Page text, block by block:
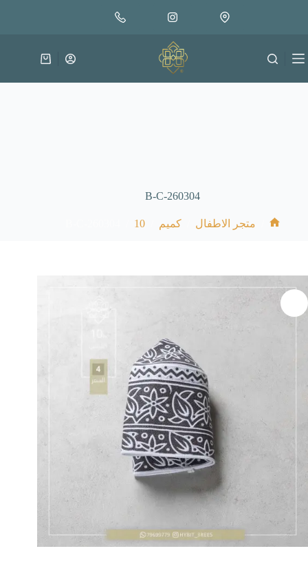
متوفر في المخزون
إضافة إلى السلة
عربة
B-C-260304
متجر الاطفال كميم 10